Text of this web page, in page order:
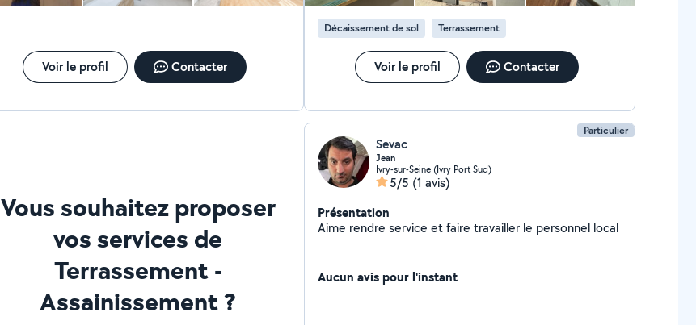
Voir le profil Contacter
Décaissement de sol Terrassement
Voir le profil Contacter
Vous souhaitez proposer
vos services de
Terrassement -
Assainissement ?
Particulier
Sevac
Jean
Ivry-sur-Seine (Ivry Port Sud)
5/5 (1 avis)
Présentation
Aime rendre service et faire travailler le personnel local
Aucun avis pour l'instant